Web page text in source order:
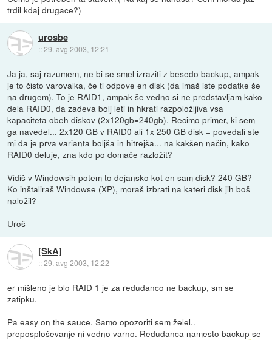
trdil kdaj drugace?)
urosbe
::29. avg 2003, 12:21
Ja ja, saj razumem, ne bi se smel izraziti z besedo backup, ampak
je to čisto varovalka, če ti odpove en disk (da imaš iste podatke še
na drugem). To je RAID1, ampak še vedno si ne predstavljam kako
dela RAID0, da zadeva bolj leti in hkrati razpoložljiva vsa
kapaciteta obeh diskov (2x120gb=240gb). Recimo primer, ki sem
ga navedel... 2x120 GB v RAID0 ali 1x 250 GB disk = povedali ste
mi da je prva varianta boljša in hitrejša... na kakšen način, kako
RAID0 deluje, zna kdo po domače razložit?
Vidiš v Windowsih potem to dejansko kot en sam disk? 240 GB?
Ko inštaliraš Windowse (XP), moraš izbrati na kateri disk jih boš
naložil?
Uroš
[SkA]
::29. avg 2003, 12:22
er mišleno je blo RAID 1 je za redudanco ne backup, sm se
zatipku.
Pa easy on the sauce. Samo opozoriti sem želel..
preposploševanje ni vedno varno. Redudanca namesto backup se